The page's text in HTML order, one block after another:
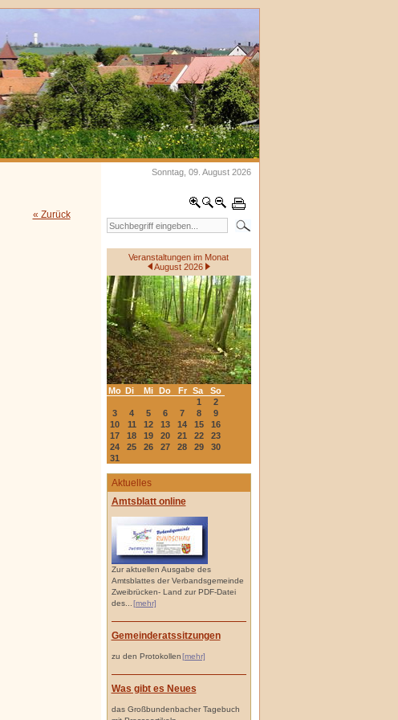
Sonntag, 09. August 2026
Veranstaltungen im Monat
August 2026
Mo Di Mi Do Fr Sa
So
1
2
3
4 5 6 7 8
9
10
11 12 13 14 15
16
17
18 19 20 21 22
23
24
25 26 27 28 29
30
31
Aktuelles
Amtsblatt online
Zur aktuellen Ausgabe des
Amtsblattes der Verbandsgemeinde
Zweibrücken- Land zur PDF-Datei
des...
[mehr]
Gemeinderatssitzungen
zu den Protokollen[mehr]
Was gibt es Neues
das Großbundenbacher Tagebuch
« Zurück